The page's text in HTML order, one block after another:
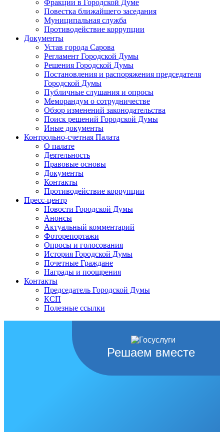
Фракции в Городской Думе
Повестка ближайшего заседания
Муниципальная служба
Противодействие коррупции
Документы
Устав города Сарова
Регламент Городской Думы
Решения Городской Думы
Постановления и распоряжения председателя
Городской Думы
Публичные слушания и опросы
Меморандум о сотрудничестве
Обзор изменений законодательства
Поиск решений Городской Думы
Иные документы
Контрольно-счетная Палата
О палате
Деятельность
Правовые основы
Документы
Контакты
Противодействие коррупции
Пресс-центр
Новости Городской Думы
Анонсы
Актуальный комментарий
Фоторепортажи
Опросы и голосования
История Городской Думы
Почетные Граждане
Награды и поощрения
Контакты
Председатель Городской Думы
КСП
Полезные ссылки
Решаем вместе